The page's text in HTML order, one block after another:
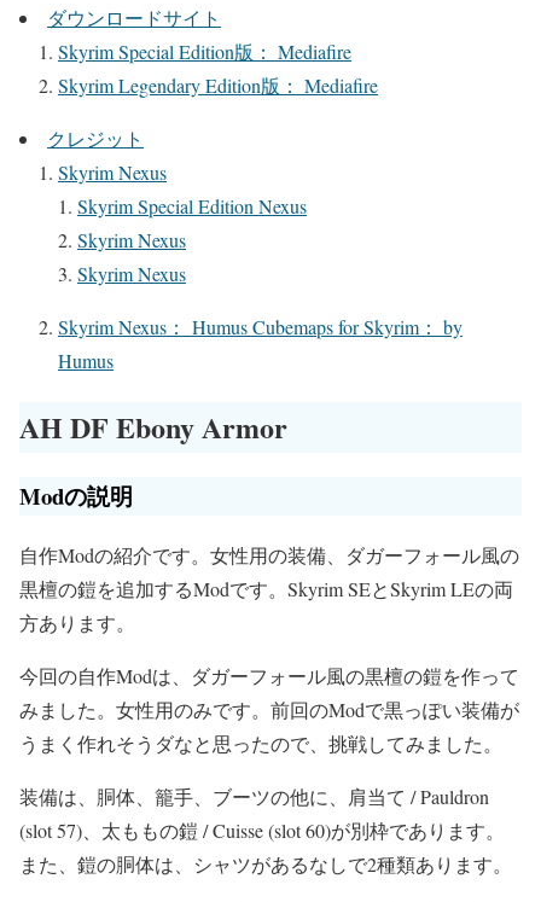
ダウンロードサイト
Skyrim Special Edition版： Mediafire
Skyrim Legendary Edition版： Mediafire
クレジット
Skyrim Nexus
Skyrim Special Edition Nexus
Skyrim Nexus
Skyrim Nexus
Skyrim Nexus： Humus Cubemaps for Skyrim： by
Humus
AH DF Ebony Armor
Modの説明
自作Modの紹介です。女性用の装備、ダガーフォール風の
黒檀の鎧を追加するModです。Skyrim SEとSkyrim LEの両
方あります。
今回の自作Modは、ダガーフォール風の黒檀の鎧を作って
みました。女性用のみです。前回のModで黒っぽい装備が
うまく作れそうダなと思ったので、挑戦してみました。
装備は、胴体、籠手、ブーツの他に、肩当て / Pauldron
(slot 57)、太ももの鎧 / Cuisse (slot 60)が別枠であります。
また、鎧の胴体は、シャツがあるなしで2種類あります。